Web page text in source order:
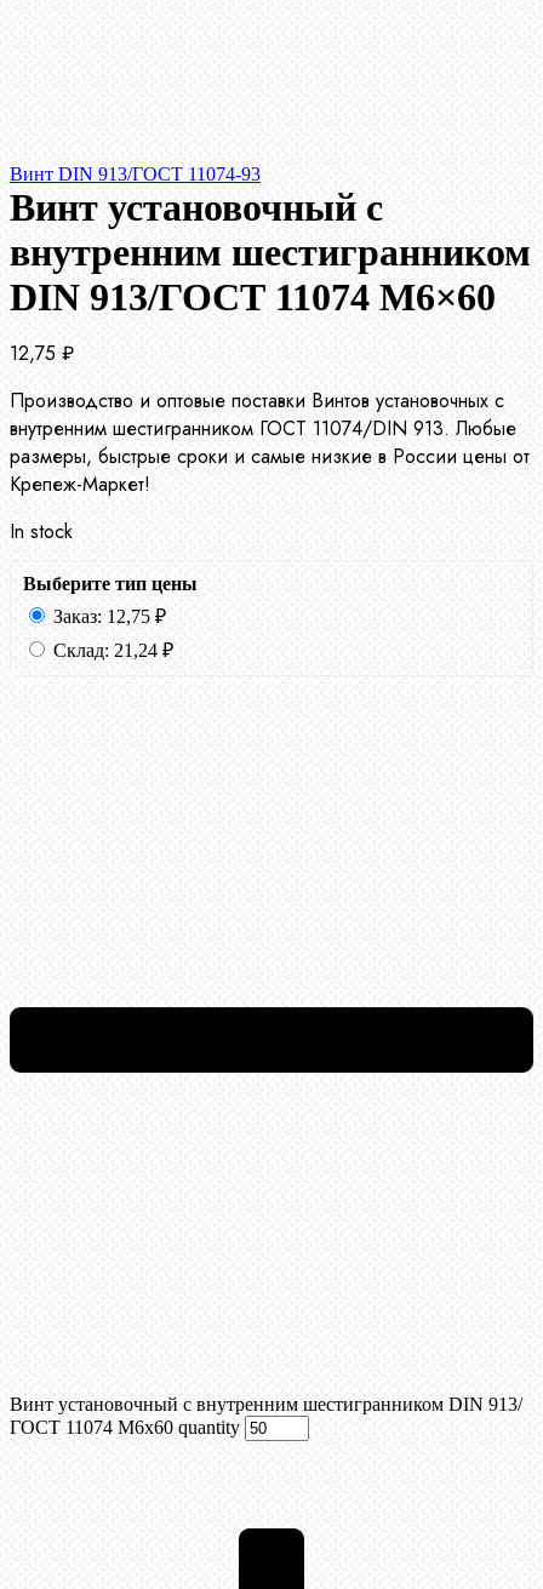
Винт DIN 913/ГОСТ 11074-93
Винт установочный с
внутренним шестигранником
DIN 913/ГОСТ 11074 М6×60
12,75 ₽
Производство и оптовые поставки Винтов установочных с
внутренним шестигранником ГОСТ 11074/DIN 913. Любые
размеры, быстрые сроки и самые низкие в России цены от
Крепеж-Маркет!
In stock
Выберите тип цены
Заказ: 12,75 ₽
Склад: 21,24 ₽
Винт установочный с внутренним шестигранником DIN 913/
ГОСТ 11074 М6x60 quantity